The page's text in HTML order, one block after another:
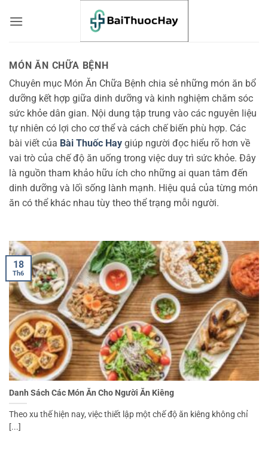
qua
MÓN ĂN CHỮA BỆNH
Chuyên mục Món Ăn Chữa Bệnh chia sẻ những món ăn bổ
dưỡng kết hợp giữa dinh dưỡng và kinh nghiệm chăm sóc
sức khỏe dân gian. Nội dung tập trung vào các nguyên liệu
tự nhiên có lợi cho cơ thể và cách chế biến phù hợp. Các
bài viết của Bài Thuốc Hay giúp người đọc hiểu rõ hơn về
vai trò của chế độ ăn uống trong việc duy trì sức khỏe. Đây
là nguồn tham khảo hữu ích cho những ai quan tâm đến
dinh dưỡng và lối sống lành mạnh. Hiệu quả của từng món
ăn có thể khác nhau tùy theo thể trạng mỗi người.
Danh Sách Các Món Ăn Cho Người Ăn Kiêng
Theo xu thế hiện nay, việc thiết lập một chế độ ăn kiêng không chỉ
[...]
18
Th6